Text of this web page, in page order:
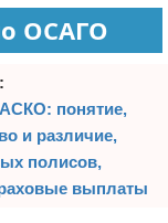
ОСАГО
понятие,
и различие,
полисов,
выплаты